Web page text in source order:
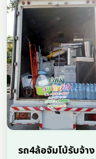
รถ4ล้อจัมโบ้รับจ้าง